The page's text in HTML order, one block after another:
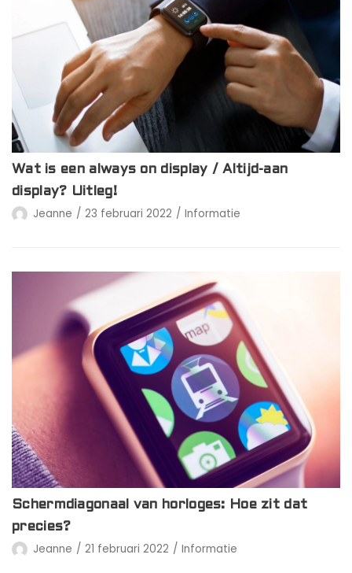
Wat is een always on display / Altijd-aan
display? Uitleg!
Jeanne 23 februari 2022 Informatie
Schermdiagonaal van horloges: Hoe zit dat
precies?
Jeanne 21 februari 2022 Informatie